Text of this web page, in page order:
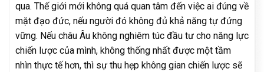
qua. Thế giới mới không quá quan tâm đến việc ai đúng về
mặt đạo đức, nếu người đó không đủ khả năng tự đứng
vững. Nếu châu Âu không nghiêm túc đầu tư cho năng lực
chiến lược của mình, không thống nhất được một tầm
nhìn thực tế hơn, thì sự thu hẹp không gian chiến lược sẽ